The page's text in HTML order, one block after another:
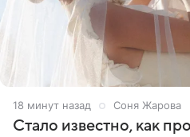
19 минут назад Соня Жарова
Стало известно, как